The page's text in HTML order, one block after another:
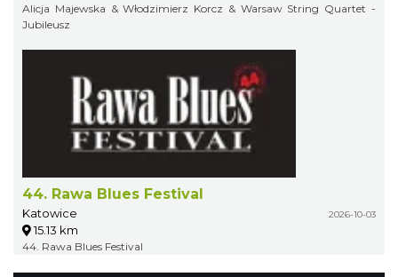
Alicja Majewska & Włodzimierz Korcz & Warsaw String Quartet -
Jubileusz
44. Rawa Blues Festival
Katowice 2026-10-03
15.13 km
44. Rawa Blues Festival